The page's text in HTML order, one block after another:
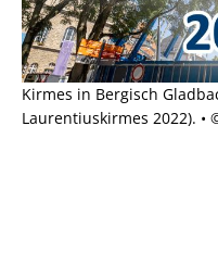
Kirmes in Bergisch
Laurentiuskirmes 2022). •